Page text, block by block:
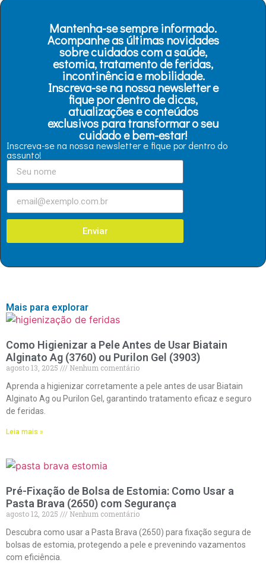
Mantenha-se sempre informado.
Acompanhe as últimas novidades
sobre cuidados com a saúde,
estomia, tratamento de feridas,
incontinência e mobilidade.
Inscreva-se na nossa newsletter e
fique por dentro de dicas,
atualizações e conteúdos
exclusivos para transformar o seu
cuidado e bem-estar!
Inscreva-se na nossa newsletter e fique por dentro do
assunto!
Enviar
Mais para explorar
Como Higienizar a Pele Antes de Usar Biatain
Alginato Ag (3760) ou Purilon Gel (3903)
agosto 13, 2025
Nenhum comentário
Aprenda a higienizar corretamente a pele antes de usar Biatain
Alginato Ag ou Purilon Gel, garantindo tratamento eficaz e seguro
de feridas.
Leia mais »
Pré-Fixação de Bolsa de Estomia: Como Usar a
Pasta Brava (2650) com Segurança
agosto 12, 2025
Nenhum comentário
Descubra como usar a Pasta Brava (2650) para fixação segura de
bolsas de estomia, protegendo a pele e prevenindo vazamentos
com eficiência.